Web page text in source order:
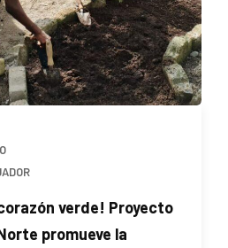
verde! Proyecto
promueve la